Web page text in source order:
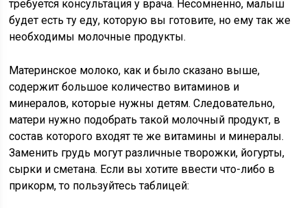
требуется консультация у врача. Несомненно, малыш
будет есть ту еду, которую вы готовите, но ему так же
необходимы молочные продукты.
Материнское молоко, как и было сказано выше,
содержит большое количество витаминов и
минералов, которые нужны детям. Следовательно,
матери нужно подобрать такой молочный продукт, в
состав которого входят те же витамины и минералы.
Заменить грудь могут различные творожки, йогурты,
сырки и сметана. Если вы хотите ввести что-либо в
прикорм, то пользуйтесь таблицей: